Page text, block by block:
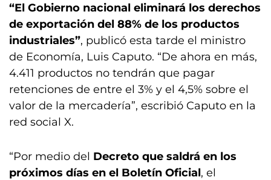
“El Gobierno nacional eliminará los derechos
de exportación del 88% de los productos
industriales”, publicó esta tarde el ministro
de Economía, Luis Caputo. “De ahora en más,
4.411 productos no tendrán que pagar
retenciones de entre el 3% y el 4,5% sobre el
valor de la mercadería”, escribió Caputo en la
red social X.
“Por medio del Decreto que saldrá en los
próximos días en el Boletín Oficial, el